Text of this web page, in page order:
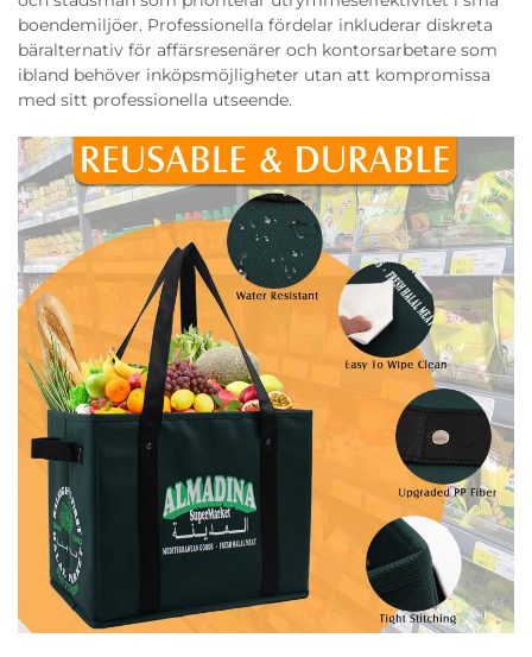
boendemiljöer. Professionella fördelar inkluderar diskreta
bäralternativ för affärsresenärer och kontorsarbetare som
ibland behöver inköpsmöjligheter utan att kompromissa
med sitt professionella utseende.